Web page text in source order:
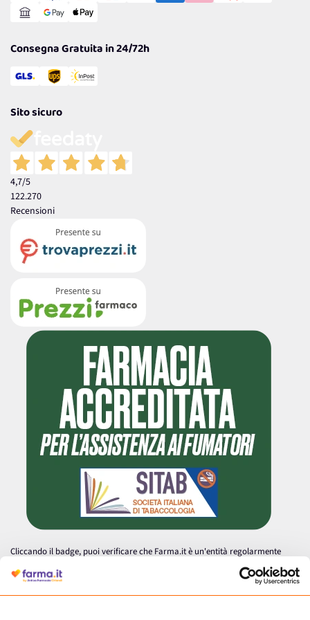
Consegna Gratuita in 24/72h
Sito sicuro
4,7/5
122.270
Recensioni
Cliccando il badge, puoi verificare che Farma.it è un'entità regolarmente
autorizzata dal Ministero della Salute a effettuare la vendita online di
medicinali.